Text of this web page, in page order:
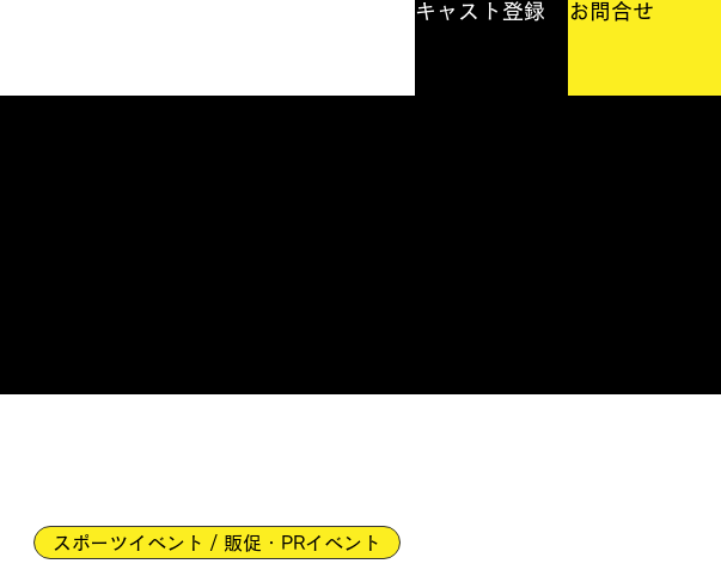
キャスト登録 お問合せ
スポーツイベント / 販促・PRイベント